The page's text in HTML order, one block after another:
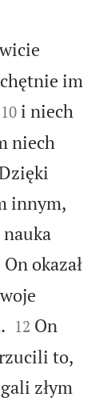
im


10 i niech
niech
innym,
On okazał


12 On
to,
złym